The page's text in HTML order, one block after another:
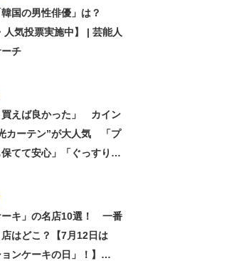
国の男性俳優」は？
人気投票実施中】 | 芸能人
チ
買えば良かった」 カイン
カーテン”が大人気 「プ
てて安心」「ぐっすり眠
ーキ」の名店10選！ 一番
はどこ？【7月12日は
ンケーキの日」！】